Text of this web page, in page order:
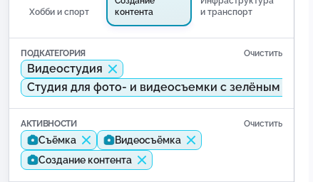
Хобби и спорт
контента
и транспорт
ПОДКАТЕГОРИЯ Очистить
Видеостудия
Студия для фото- и видеосъемки с зелёным
АКТИВНОСТИ Очистить
Съёмка
Видеосъёмка
Создание контента